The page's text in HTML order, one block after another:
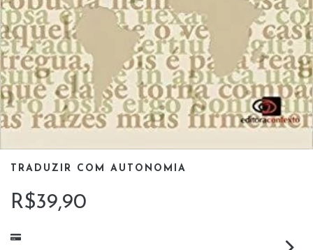
TRADUZIR COM AUTONOMIA
R$39,90